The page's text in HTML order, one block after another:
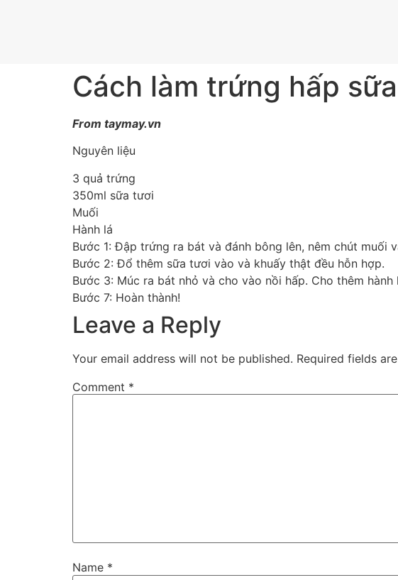
Cách làm trứng hấp
From taymay.vn
Nguyên liệu
3 quả trứng
350ml sữa tươi
Muối
Hành lá
Bước 1: Đập trứng ra bát và đánh bông lên, nêm chút muối
Bước 2: Đổ thêm sữa tươi vào và khuấy thật đều hỗn hợp.
Bước 3: Múc ra bát nhỏ và cho vào nồi hấp. Cho thêm
Bước 7: Hoàn thành!
Leave a Reply
Your email address will not be published. Required fields
Comment *
Name *